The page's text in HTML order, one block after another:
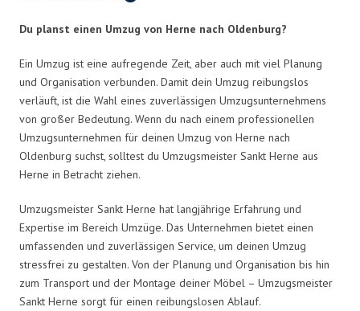
Du planst einen Umzug von Herne nach Oldenburg?
Ein Umzug ist eine aufregende Zeit, aber auch mit viel Planung
und Organisation verbunden. Damit dein Umzug reibungslos
verläuft, ist die Wahl eines zuverlässigen Umzugsunternehmens
von großer Bedeutung. Wenn du nach einem professionellen
Umzugsunternehmen für deinen Umzug von Herne nach
Oldenburg suchst, solltest du Umzugsmeister Sankt Herne aus
Herne in Betracht ziehen.
Umzugsmeister Sankt Herne hat langjährige Erfahrung und
Expertise im Bereich Umzüge. Das Unternehmen bietet einen
umfassenden und zuverlässigen Service, um deinen Umzug
stressfrei zu gestalten. Von der Planung und Organisation bis hin
zum Transport und der Montage deiner Möbel – Umzugsmeister
Sankt Herne sorgt für einen reibungslosen Ablauf.